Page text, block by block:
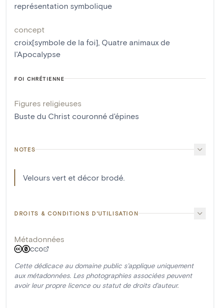
représentation symbolique
concept
croix[symbole de la foi], Quatre animaux de
l'Apocalypse
FOI CHRÉTIENNE
Figures religieuses
Buste du Christ couronné d'épines
NOTES
Velours vert et décor brodé.
DROITS & CONDITIONS D'UTILISATION
Métadonnées
CC0
Cette dédicace au domaine public s'applique uniquement
aux métadonnées. Les photographies associées peuvent
avoir leur propre licence ou statut de droits d'auteur.